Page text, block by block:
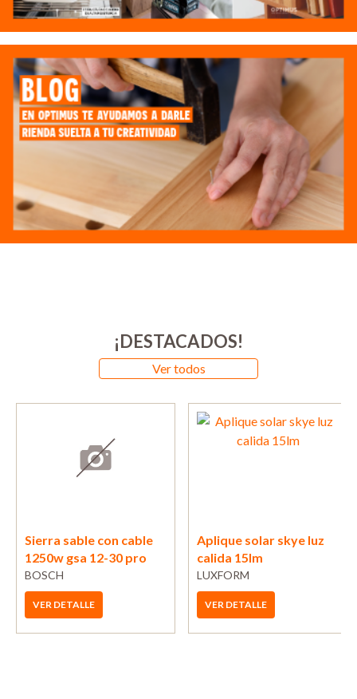
¡DESTACADOS!
Ver todos
Sierra sable con cable
1250w gsa 12-30 pro
BOSCH
VER DETALLE
Aplique solar skye luz
calida 15lm
LUXFORM
VER DETALLE